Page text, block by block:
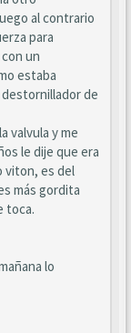
al contrario
para
un
estaba
de
valvula y me
le dije que era
viton, es del
más gordita
toca.
lo